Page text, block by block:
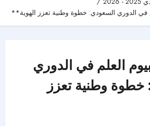
في الدوري السعودي: خطوة وطنية تعزز الهوية**
العلم في الدوري
وطنية تعزز